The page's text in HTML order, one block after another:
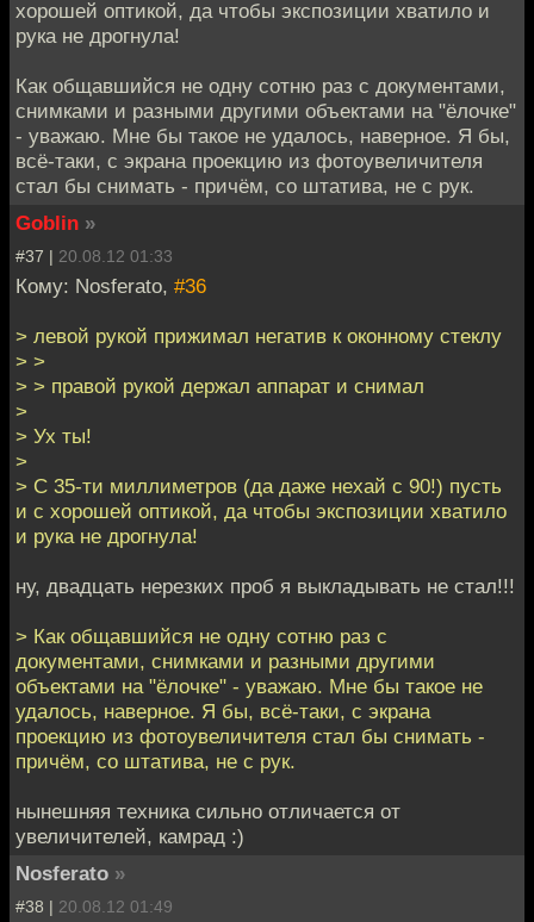
хорошей оптикой, да чтобы экспозиции хватило и
рука не дрогнула!
Как общавшийся не одну сотню раз с документами,
снимками и разными другими объектами на "ёлочке"
- уважаю. Мне бы такое не удалось, наверное. Я бы,
всё-таки, с экрана проекцию из фотоувеличителя
стал бы снимать - причём, со штатива, не с рук.
Goblin »
#37 | 20.08.12 01:33
Кому: Nosferato, #36
> левой рукой прижимал негатив к оконному стеклу
> >
> > правой рукой держал аппарат и снимал
>
> Ух ты!
>
> С 35-ти миллиметров (да даже нехай с 90!) пусть
и с хорошей оптикой, да чтобы экспозиции хватило
и рука не дрогнула!
ну, двадцать нерезких проб я выкладывать не стал!!!
> Как общавшийся не одну сотню раз с
документами, снимками и разными другими
объектами на "ёлочке" - уважаю. Мне бы такое не
удалось, наверное. Я бы, всё-таки, с экрана
проекцию из фотоувеличителя стал бы снимать -
причём, со штатива, не с рук.
нынешняя техника сильно отличается от
увеличителей, камрад :)
Nosferato »
#38 | 20.08.12 01:49